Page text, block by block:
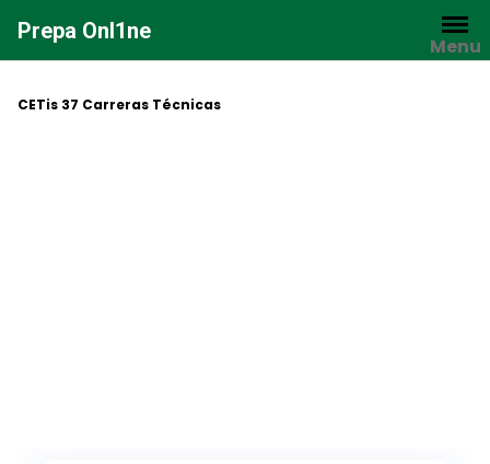
contenido
Prepa Onl1ne
Menu
CETis 37 Carreras Técnicas